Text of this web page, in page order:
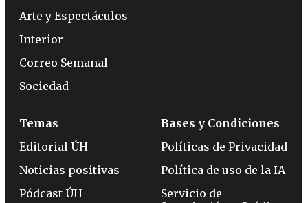
Arte y Espectáculos
Interior
Correo Semanal
Sociedad
Temas
Editorial ÚH
Noticias positivas
Pódcast ÚH
Bases y Condiciones
Políticas de Privacidad
Política de uso de la IA
Servicio de